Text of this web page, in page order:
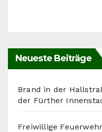
Neueste Beiträge
Brand in der
der Fürther
Freiwillige